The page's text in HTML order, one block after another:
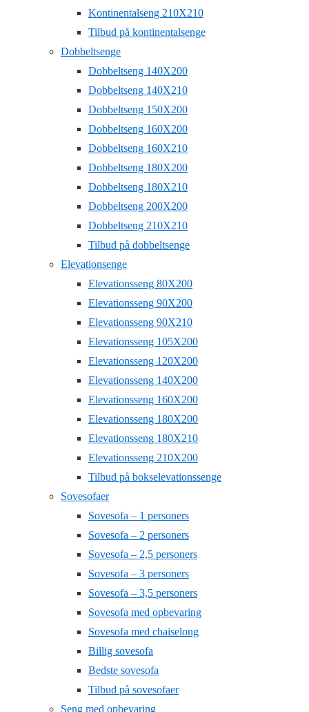
Kontinentalseng 210X210
Tilbud på kontinentalsenge
Dobbeltsenge
Dobbeltseng 140X200
Dobbeltseng 140X210
Dobbeltseng 150X200
Dobbeltseng 160X200
Dobbeltseng 160X210
Dobbeltseng 180X200
Dobbeltseng 180X210
Dobbeltseng 200X200
Dobbeltseng 210X210
Tilbud på dobbeltsenge
Elevationsenge
Elevationsseng 80X200
Elevationsseng 90X200
Elevationsseng 90X210
Elevationsseng 105X200
Elevationsseng 120X200
Elevationsseng 140X200
Elevationsseng 160X200
Elevationsseng 180X200
Elevationsseng 180X210
Elevationsseng 210X200
Tilbud på bokselevationssenge
Sovesofaer
Sovesofa – 1 personers
Sovesofa – 2 personers
Sovesofa – 2,5 personers
Sovesofa – 3 personers
Sovesofa – 3,5 personers
Sovesofa med opbevaring
Sovesofa med chaiselong
Billig sovesofa
Bedste sovesofa
Tilbud på sovesofaer
Seng med opbevaring